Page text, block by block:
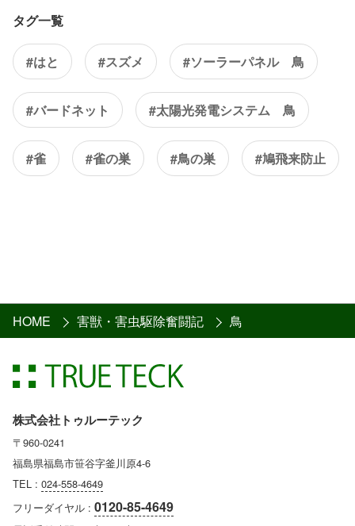
タグ一覧
#はと #スズメ #ソーラーパネル 鳥
#バードネット #太陽光発電システム 鳥
#雀 #雀の巣 #鳥の巣 #鳩飛来防止
HOME 害獣・害虫駆除奮闘記 鳥
株式会社トゥルーテック
〒960-0241
福島県福島市笹谷字釜川原4-6
TEL : 024-558-4649
フリーダイヤル : 0120-85-4649